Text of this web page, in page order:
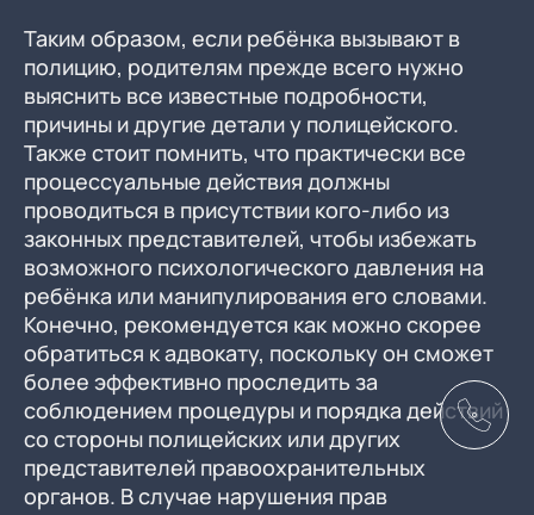
Таким образом, если ребёнка вызывают в
полицию, родителям прежде всего нужно
выяснить все известные подробности,
причины и другие детали у полицейского.
Также стоит помнить, что практически все
процессуальные действия должны
проводиться в присутствии кого-либо из
законных представителей, чтобы избежать
возможного психологического давления на
ребёнка или манипулирования его словами.
Конечно, рекомендуется как можно скорее
обратиться к адвокату, поскольку он сможет
более эффективно проследить за
соблюдением процедуры и порядка действий
со стороны полицейских или других
представителей правоохранительных
органов. В случае нарушения прав